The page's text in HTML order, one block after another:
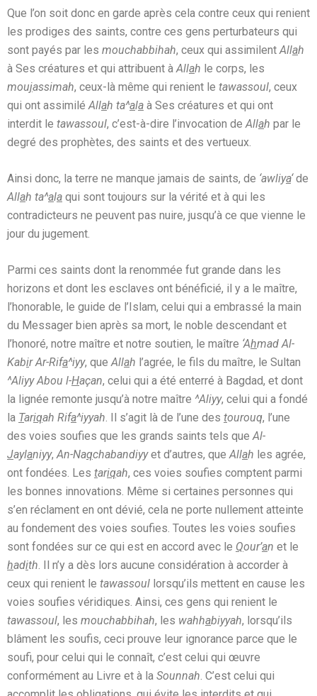
Que l’on soit donc en garde après cela contre ceux qui renient
les prodiges des saints, contre ces gens perturbateurs qui
sont payés par les mouchabbihah, ceux qui assimilentAllah
à Ses créatures et qui attribuent àAllah le corps, les
moujassimah, ceux-là même qui renient le tawassoul, ceux
qui ont assimiléAllah ta^ala à Ses créatures et qui ont
interdit le tawassoul, c’est-à-dire l’invocation deAllah par le
degré des prophètes, des saints et des vertueux.
Ainsi donc, la terre ne manque jamais de saints, de ‘awliya‘de
Allah ta^ala qui sont toujours sur la vérité et à qui les
contradicteurs ne peuvent pas nuire, jusqu’à ce que vienne le
jour du jugement.
Parmi ces saints dont la renommée fut grande dans les
horizons et dont les esclaves ont bénéficié, il y a le maître,
l’honorable, le guide de l’Islam, celui qui a embrassé la main
du Messager bien après sa mort, le noble descendant et
l’honoré, notre maître et notre soutien, le maître ‘Ahmad Al-
Kabir Ar-Rifa^iyy, queAllah l’agrée, le fils du maître, le Sultan
^Aliyy Abou l-Haçan, celui qui a été enterré à Bagdad, et dont
la lignée remonte jusqu’à notre maître ^Aliyy, celui qui a fondé
la Tariqah Rifa^iyyah. Il s’agit là de l’une des tourouq, l’une
des voies soufies que les grands saints tels queAl-
Jaylaniyy,An-Naqchabandiyyet d’autres, queAllah les agrée,
ont fondées. Les tariqah, ces voies soufies comptent parmi
les bonnes innovations. Même si certaines personnes qui
s’en réclament en ont dévié, cela ne porte nullement atteinte
au fondement des voies soufies. Toutes les voies soufies
sont fondées sur ce qui est en accord avec le Qour’an et le
hadith. Il n’y a dès lors aucune considération à accorder à
ceux qui renient le tawassoul lorsqu’ils mettent en cause les
voies soufies véridiques. Ainsi, ces gens qui renient le
tawassoul, les mouchabbihah, les wahhabiyyah, lorsqu’ils
blâment les soufis, ceci prouve leur ignorance parce que le
soufi, pour celui qui le connaît, c’est celui qui œuvre
conformément au Livre et à la Sounnah. C’est celui qui